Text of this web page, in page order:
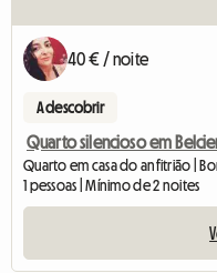
40 € / noite
A descobrir
Quarto silencioso em
Quarto em casa do anfitrião |
1 pessoas | Mínimo de 2 noites